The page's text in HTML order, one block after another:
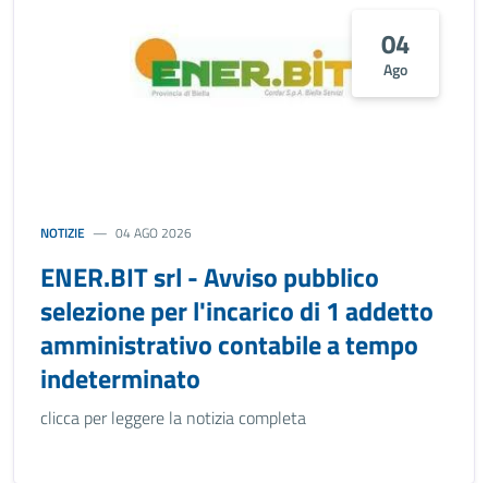
04
Ago
NOTIZIE 04 AGO 2026
ENER.BIT srl - Avviso pubblico
selezione per l'incarico di 1 addetto
amministrativo contabile a tempo
indeterminato
clicca per leggere la notizia completa